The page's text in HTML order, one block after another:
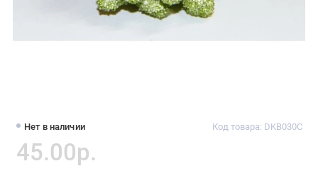
Нет в наличии Код товара: DKB030C
45.00р.